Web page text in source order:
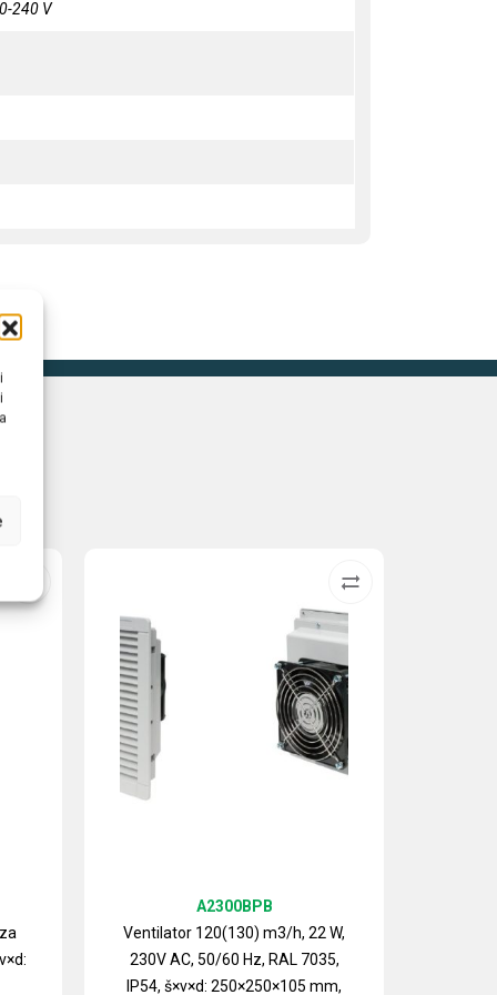
240 V
Ventilator 120(130) m3/h, 22 W,
230V AC, 50/60 Hz, RAL 7035,
IP54, š×v×d: 250×250×105 mm,
A2300BPB